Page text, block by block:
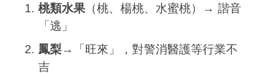
桃類水果 （桃、楊桃、水蜜桃）→ 諧音
「逃」
鳳梨→「旺來」，對警消醫護等行業不
吉